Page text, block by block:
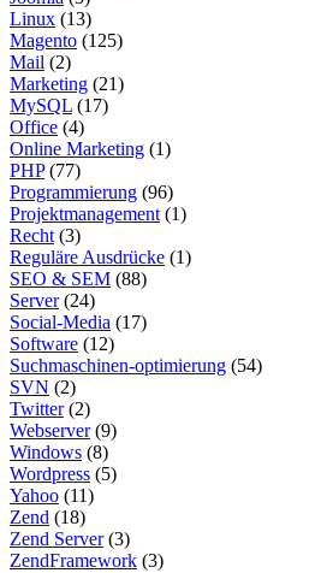
Linux (13)
Magento (125)
Mail (2)
Marketing (21)
MySQL (17)
Office (4)
Online Marketing (1)
PHP(77)
Programmierung (96)
Projektmanagement(1)
Recht(3)
Reguläre Ausdrücke (1)
SEO & SEM (88)
Server(24)
Social-Media (17)
Software (12)
Suchmaschinen-optimierung (54)
SVN (2)
Twitter(2)
Webserver(9)
Windows (8)
Wordpress (5)
Yahoo (11)
Zend (18)
Zend Server(3)
ZendFramework (3)